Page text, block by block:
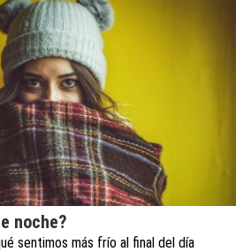
noche?
sentimos más frío al final del día